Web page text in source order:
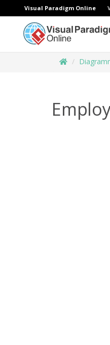
Visual Paradigm Online